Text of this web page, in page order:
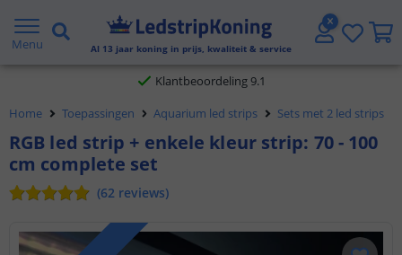
Menu Al 13 jaar koning in prijs, kwaliteit & service
Gratis verzending vanaf € 20,- NL en BE
Klantbeoordeling 9.1
Voor 23:45 uur besteld, morgen in huis
Home Toepassingen Aquarium led strips Sets met 2 led strips
RGB led strip + enkele kleur strip: 70 - 100
cm complete set
(62 reviews)